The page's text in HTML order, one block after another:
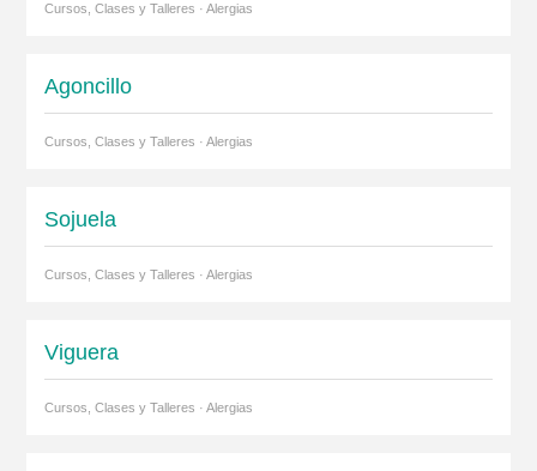
Cursos, Clases y Talleres · Alergias
Agoncillo
Cursos, Clases y Talleres · Alergias
Sojuela
Cursos, Clases y Talleres · Alergias
Viguera
Cursos, Clases y Talleres · Alergias